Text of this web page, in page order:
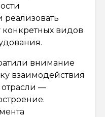
конкретных видов
внимание
взаимодействия
—